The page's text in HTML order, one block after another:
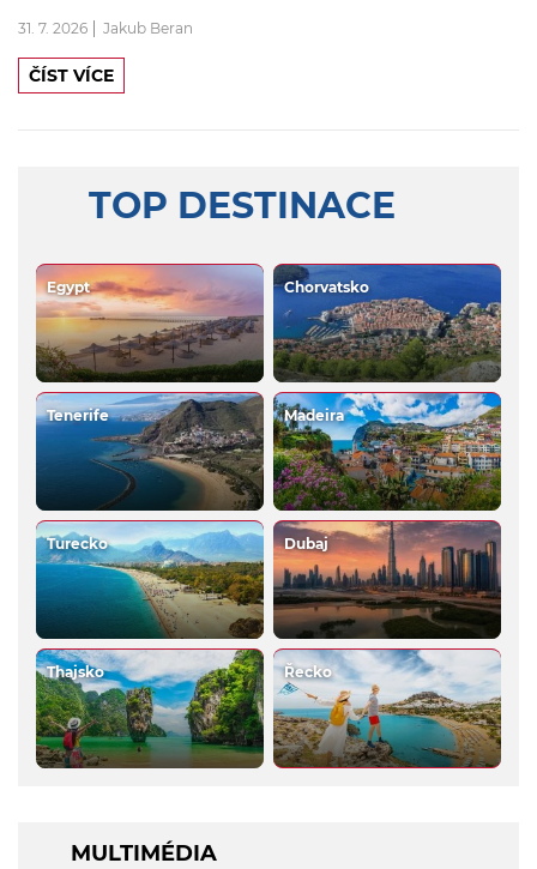
31. 7. 2026 Jakub Beran
ČÍST VÍCE
TOP DESTINACE
Egypt Chorvatsko
Tenerife Madeira
Turecko Dubaj
Thajsko Řecko
MULTIMÉDIA